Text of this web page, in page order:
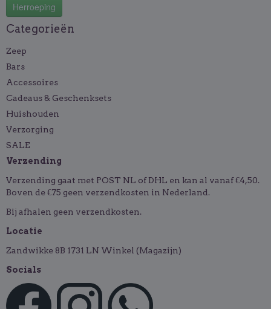
Herroeping
Categorieën
Zeep
Bars
Accessoires
Cadeaus & Geschenksets
Huishouden
Verzorging
SALE
Verzending
Verzending gaat met POST NL of DHL en kan al vanaf €4,50.
Boven de €75 geen verzendkosten in Nederland.
Bij afhalen geen verzendkosten.
Locatie
Zandwikke 8B 1731 LN Winkel (Magazijn)
Socials